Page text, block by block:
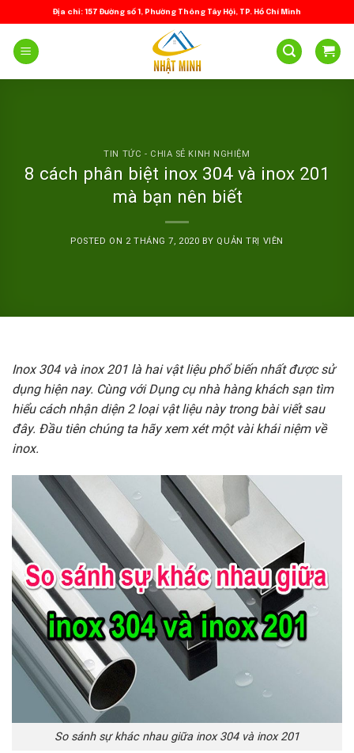
to
content
Địa chỉ: 157 Đường số 1, Phường Thông Tây Hội, TP. Hồ Chí Minh
TIN TỨC - CHIA SẺ KINH NGHIỆM
8 cách phân biệt inox 304 và inox 201
mà bạn nên biết
POSTED ON 2 THÁNG 7, 2020 BY QUẢN TRỊ VIÊN
Inox 304 và inox 201 là hai vật liệu phổ biến nhất được sử
dụng hiện nay. Cùng với Dụng cụ nhà hàng khách sạn tìm
hiểu cách nhận diện 2 loại vật liệu này trong bài viết sau
đây. Đầu tiên chúng ta hãy xem xét một vài khái niệm về
inox.
So sánh sự khác nhau giữa inox 304 và inox 201